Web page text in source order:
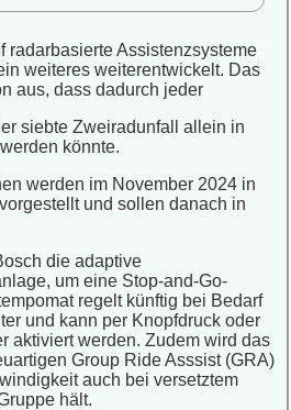
radarbasierte Assistenzsysteme
weiteres weiterentwickelt. Das
aus, dass dadurch jeder
siebte Zweiradunfall allein in
könnte.
werden im November 2024 in
und sollen danach in
die adaptive
um eine Stop-and-Go-
regelt künftig bei Bedarf
und kann per Knopfdruck oder
aktiviert werden. Zudem wird das
Group Ride Asssist (GRA)
auch bei versetztem
hält.